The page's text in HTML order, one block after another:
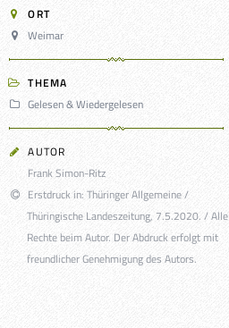
ORT
Weimar
THEMA
Gelesen & Wiedergelesen
AUTOR
Frank Simon-Ritz
Erstdruck in: Thüringer Allgemeine /
Thüringische Landeszeitung, 7.5.2020. / Alle
Rechte beim Autor. Der Abdruck erfolgt mit
freundlicher Genehmigung des Autors.